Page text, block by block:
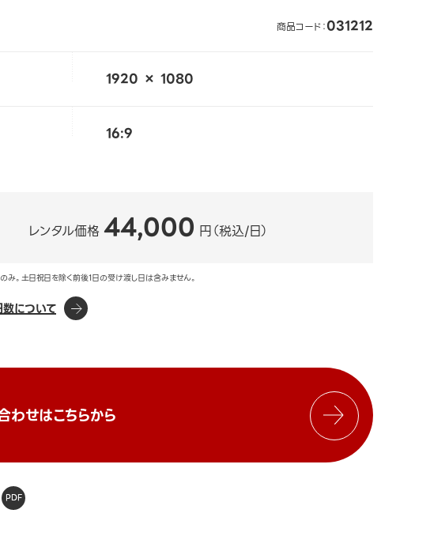
商品コード：031212
1920 × 1080
16:9
レンタル価格 44,000 円（税込/日）
。土日祝日を除く前後1日の受け渡し日は含みません。
数について
わせはこちらから